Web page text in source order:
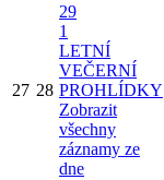
27 28
29
1
LETNÍ
VEČERNÍ
PROHLÍDKY
Zobrazit
všechny
záznamy ze
dne